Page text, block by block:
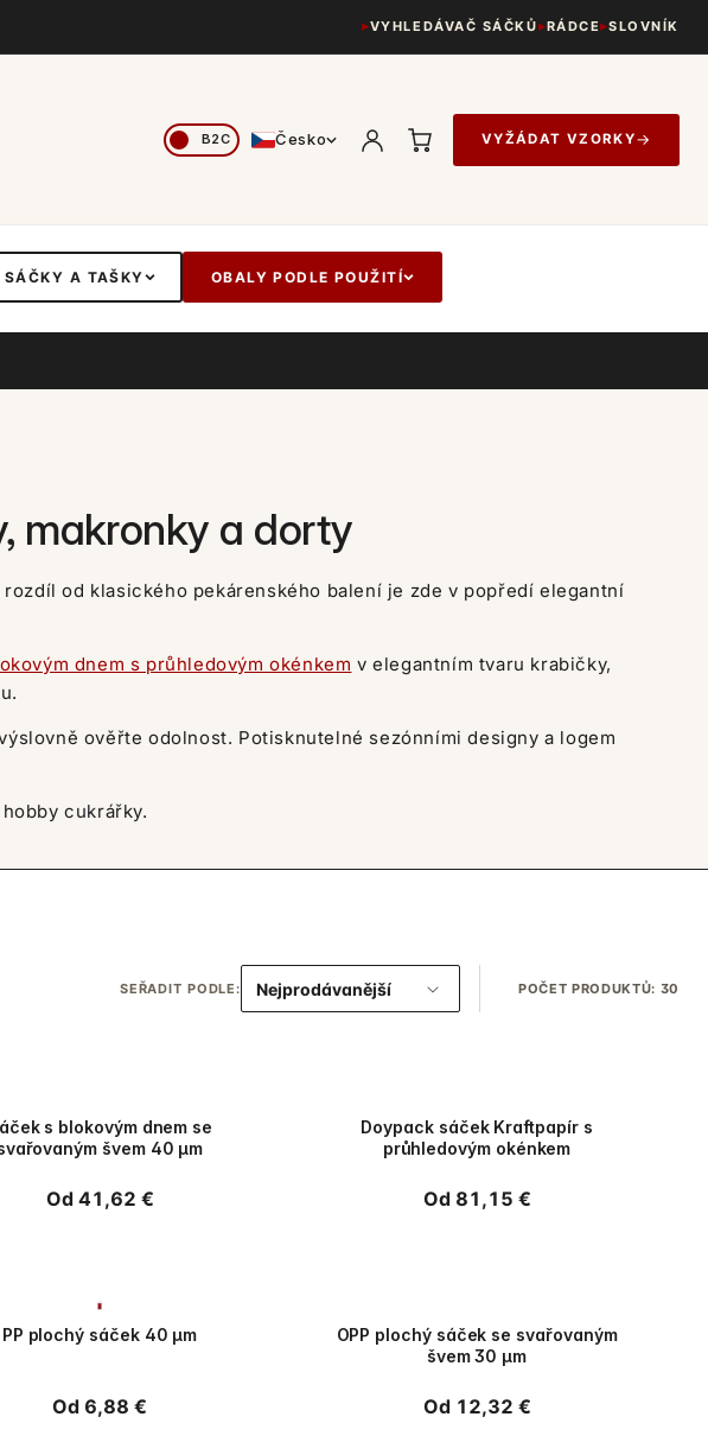
VYHLEDÁVAČ SÁČKŮ RÁDCE SLOVNÍK
Česko VYŽÁDAT VZORKY→
SÁČKY A TAŠKY OBALY PODLE POUŽITÍ
makronky a dorty
od klasického pekárenského balení je zde v popředí elegantní
dnem s průhledovým okénkem v elegantním tvaru krabičky,
ověřte odolnost. Potisknutelné sezónními designy a logem
cukrářky.
SEŘADIT PODLE: POČET PRODUKTŮ: 30
s blokovým dnem se
švem 40 µm
Běžná
Od 41,62 €
Doypack sáček Kraftpapír s
průhledovým okénkem
Běžná
Od 81,15 €
PP plochý sáček 40 µm
Běžná
Od 6,88 €
OPP plochý sáček se svařovaným
švem 30 µm
Běžná
Od 12,32 €